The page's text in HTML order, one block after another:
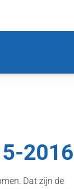
2016
Dat zijn de